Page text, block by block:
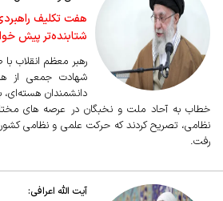
هفت تکلیف
شتابنده‌تر پیش
رهبر معظم انقلاب
شهادت جمعی از
دانشمندان هسته‌ای،
خطاب به آحاد ملت و نخبگان در عرصه های
نظامی، تصریح کردند که حرکت علمی و نظامی
رفت.
آیت الله اعرافی: